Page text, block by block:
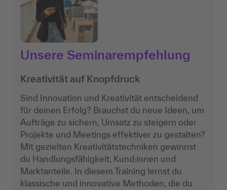
Unsere Seminarempfehlung
Kreativität auf Knopfdruck
Sind Innovation und Kreativität entscheidend
für deinen Erfolg? Brauchst du neue Ideen, um
Aufträge zu sichern, Umsatz zu steigern oder
Projekte und Meetings effektiver zu gestalten?
Mit gezielten Kreativitätstechniken gewinnst
du Handlungsfähigkeit, Kund:innen und
Marktanteile. In diesem Training lernst du
klassische und innovative Methoden, die du